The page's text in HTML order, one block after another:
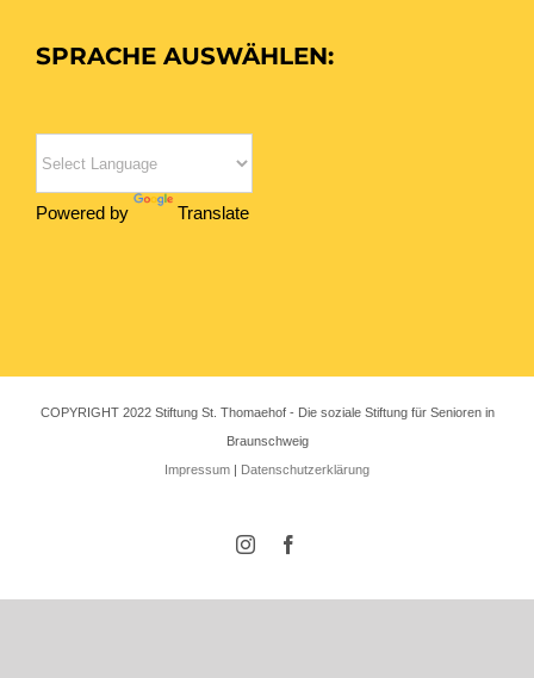
SPRACHE AUSWÄHLEN:
Powered by Translate
COPYRIGHT 2022 Stiftung St. Thomaehof - Die soziale Stiftung für Senioren in
Braunschweig
Impressum
Datenschutzerklärung
Instagram